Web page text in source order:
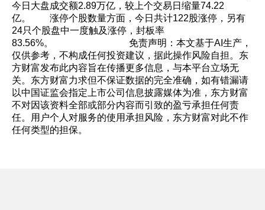
今日大盘成交额2.89万亿，较上个交易日缩量74.22
亿。 涨停个股数量方面，今日共计122股涨停，另有
24只个股盘中一度触及涨停，封板率
83.56%。 免责声明：本文基于AI生产，
仅供参考，不构成任何投资建议，据此操作风险自担。东
方财富发布此内容旨在传播更多信息，与本平台立场无
关。东方财富力求但不保证数据的完全准确，如有错漏请
以中国证监会指定上市公司信息披露媒体为准，东方财富
不对因该资料全部或部分内容而引致的盈亏承担任何责
任。用户个人对服务的使用承担风险，东方财富对此不作
任何类型的担保。